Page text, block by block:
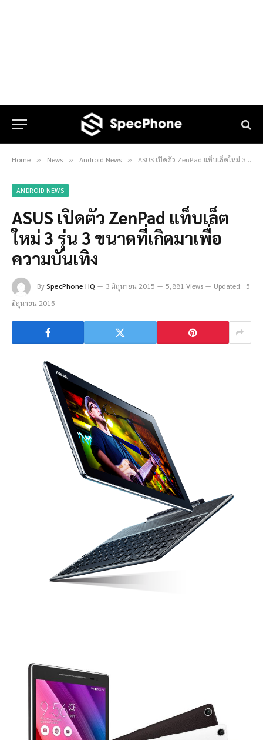
Home » News » Android News » ASUS เปิดตัว ZenPad แท็บเล็ตใหม่ 3 รุ่น 3 ขนาดที่เกิดมาเพื่อความบันเทิง
ANDROID NEWS
ASUS เปิดตัว ZenPad แท็บเล็ต
ใหม่ 3 รุ่น 3 ขนาดที่เกิดมาเพื่อ
ความบันเทิง
BySpecPhone HQ 3 มิถุนายน 2015 5,881 Views Updated: 5
มิถุนายน 2015